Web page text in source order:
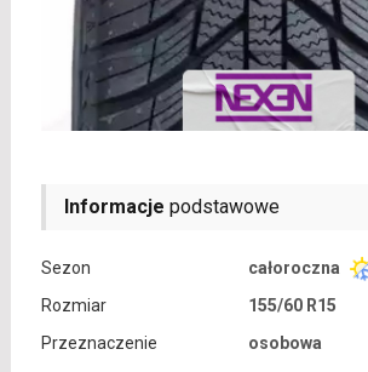
Informacje podstawowe
Sezon
całoroczna
Rozmiar
155/60 R15
Przeznaczenie
osobowa